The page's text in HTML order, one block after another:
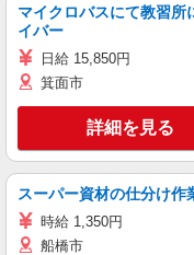
マイクロバスにて教習所
イバー
日給 15,850円
箕面市
詳細を見る
スーパー資材の仕分け作
時給 1,350円
船橋市